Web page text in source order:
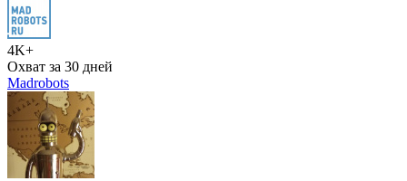
4K+
Охват за 30 дней
Madrobots